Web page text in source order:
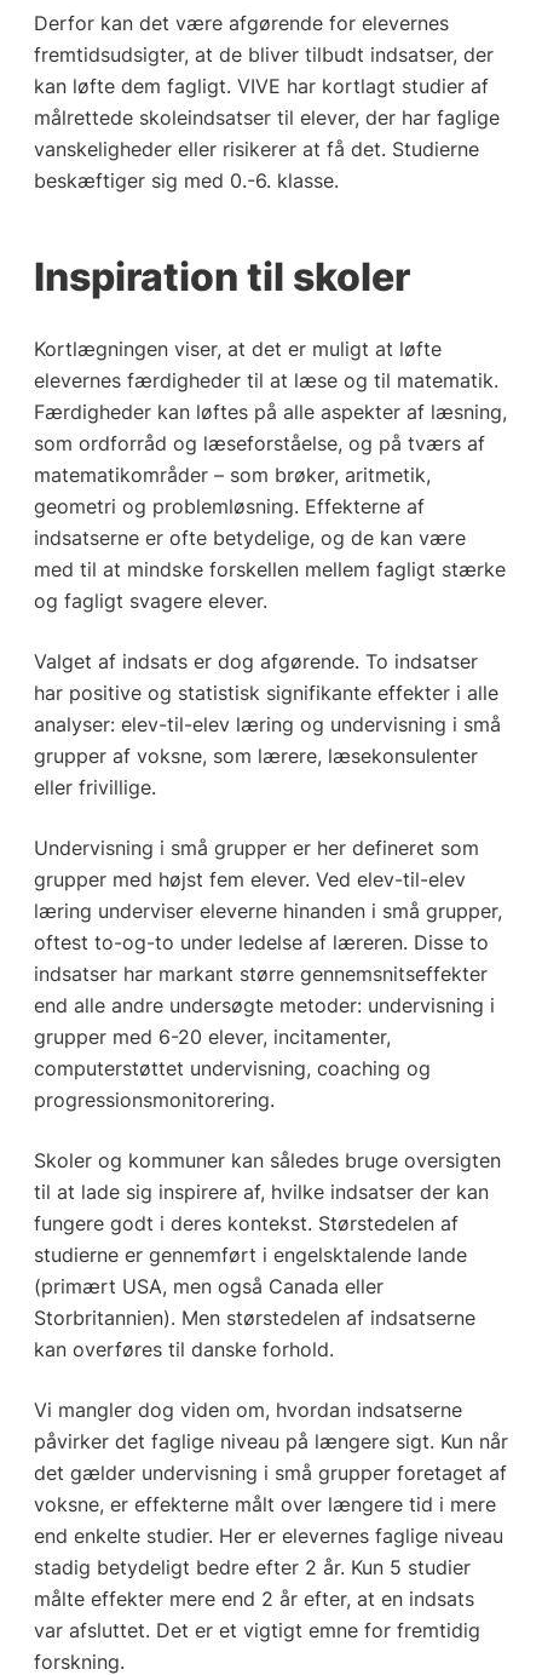
Derfor kan det være afgørende for elevernes
fremtidsudsigter, at de bliver tilbudt indsatser, der
kan løfte dem fagligt. VIVE har kortlagt studier af
målrettede skoleindsatser til elever, der har faglige
vanskeligheder eller risikerer at få det. Studierne
beskæftiger sig med 0.-6. klasse.
Inspiration til skoler
Kortlægningen viser, at det er muligt at løfte
elevernes færdigheder til at læse og til matematik.
Færdigheder kan løftes på alle aspekter af læsning,
som ordforråd og læseforståelse, og på tværs af
matematikområder – som brøker, aritmetik,
geometri og problemløsning. Effekterne af
indsatserne er ofte betydelige, og de kan være
med til at mindske forskellen mellem fagligt stærke
og fagligt svagere elever.
Valget af indsats er dog afgørende. To indsatser
har positive og statistisk signifikante effekter i alle
analyser: elev-til-elev læring og undervisning i små
grupper af voksne, som lærere, læsekonsulenter
eller frivillige.
Undervisning i små grupper er her defineret som
grupper med højst fem elever. Ved elev-til-elev
læring underviser eleverne hinanden i små grupper,
oftest to-og-to under ledelse af læreren. Disse to
indsatser har markant større gennemsnitseffekter
end alle andre undersøgte metoder: undervisning i
grupper med 6-20 elever, incitamenter,
computerstøttet undervisning, coaching og
progressionsmonitorering.
Skoler og kommuner kan således bruge oversigten
til at lade sig inspirere af, hvilke indsatser der kan
fungere godt i deres kontekst. Størstedelen af
studierne er gennemført i engelsktalende lande
(primært USA, men også Canada eller
Storbritannien). Men størstedelen af indsatserne
kan overføres til danske forhold.
Vi mangler dog viden om, hvordan indsatserne
påvirker det faglige niveau på længere sigt. Kun når
det gælder undervisning i små grupper foretaget af
voksne, er effekterne målt over længere tid i mere
end enkelte studier. Her er elevernes faglige niveau
stadig betydeligt bedre efter 2 år. Kun 5 studier
målte effekter mere end 2 år efter, at en indsats
var afsluttet. Det er et vigtigt emne for fremtidig
forskning.